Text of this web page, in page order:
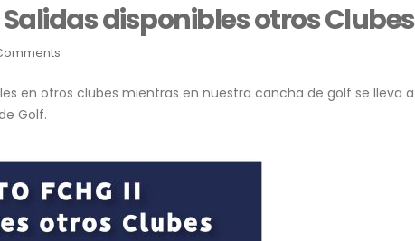
disponibles otros Clubes
en otros clubes mientras en nuestra cancha de golf se lleva a
Golf.